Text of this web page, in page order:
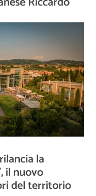
la
il nuovo
del territorio